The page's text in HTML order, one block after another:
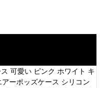
ス 可愛い ピンク ホワイト キ
ーポッズケース シリコン